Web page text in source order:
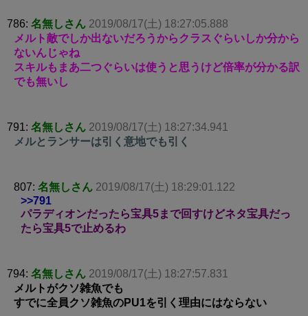
786: 名無しさん 2019/08/17(土) 18:27:05.888
メルト敵でしか出ないだろうからクラスぐらいしか分から
ないんじゃね
スキルもまあ二つぐらいは使うと思うけど倍率が分かる訳
でも無いし
791: 名無しさん 2019/08/17(土) 18:27:34.941
メルとランサーは引く意地でも引く
807: 名無しさん 2019/08/17(土) 18:29:01.122
>>791
パラディオンだったら宝具5まで回すけどネタ宝具だっ
たら宝具5で止めるわ
794: 名無しさん 2019/08/17(土) 18:27:57.831
メルトがクソ雑魚でも
すでに全員クソ雑魚のPU1を引く理由にはならない